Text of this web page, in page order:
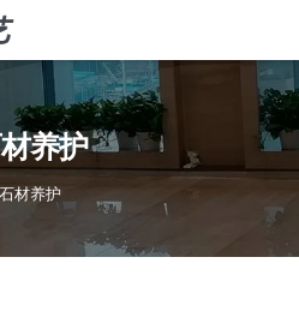
养护
石材养护